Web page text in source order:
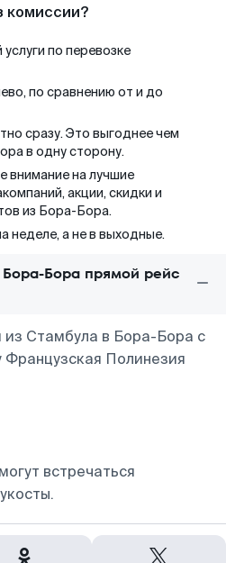
комиссии?
по перевозке
по сравнению от и до
сразу. Это выгоднее чем
в одну сторону.
внимание на лучшие
акции, скидки и
из Бора-Бора.
неделе, а не в выходные.
Бора прямой рейс
Стамбула в Бора-Бора с
Французская Полинезия
встречаться